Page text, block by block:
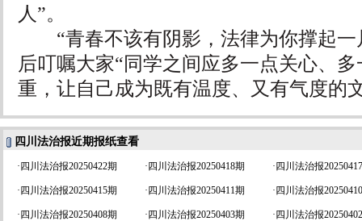
人”。
“青春不该有阴影，法律为你撑起一
后叮嘱大家“同学之间应多一点关心、
重，让自己成为既有温度、又有气度的
四川法治报近期报纸查看
· 四川法治报20250422期 · 四川法治报20250418期 · 四川法治报
· 四川法治报20250415期 · 四川法治报20250411期 · 四川法治报
· 四川法治报20250408期 · 四川法治报20250403期 · 四川法治报